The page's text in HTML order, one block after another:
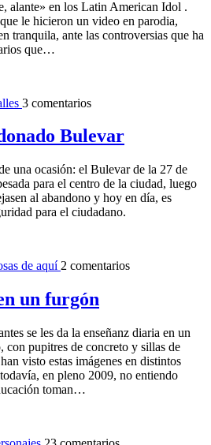
alante» en los Latin American Idol .
le hicieron un video en parodia,
tranquila, ante las controversias que ha
que…
3 comentarios
Bulevar
una ocasión: el Bulevar de la 27 de
para el centro de la ciudad, luego
al abandono y hoy en día, es
para el ciudadano.
de aquí 2 comentarios
un furgón
se les da la enseñanz diaria en un
con pupitres de concreto y sillas de
visto estas imágenes en distintos
en pleno 2009, no entiendo
toman…